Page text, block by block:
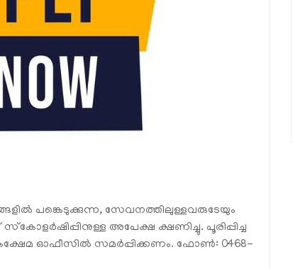
പങ്കെടുക്കുന്ന, സേവനത്തിലുള്ളവരുടേയും
അപേക്ഷ ക്ഷണിച്ചു. പൂരിപ്പിച്ച
ഓഫീസില്‍ സമര്‍പ്പിക്കണം. ഫോണ്‍: 0468-